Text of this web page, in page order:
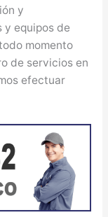
y
y equipos de
momento
de servicios en
efectuar